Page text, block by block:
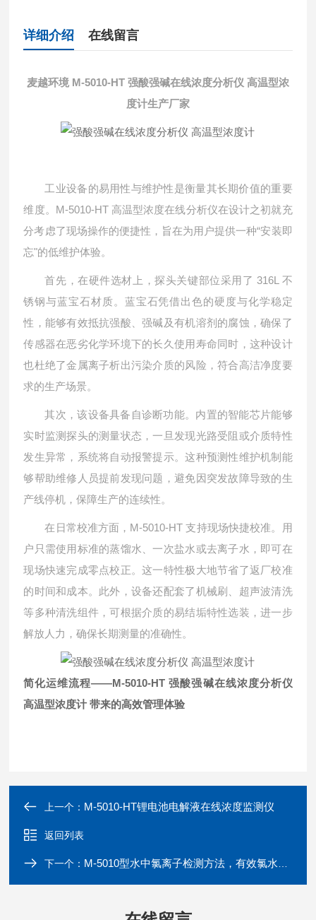
详细介绍 在线留言
麦越环境 M-5010-HT 强酸强碱在线浓度分析仪 高温型浓
度计生产厂家
工业设备的易用性与维护性是衡量其长期价值的重要
维度。M-5010-HT 高温型浓度在线分析仪在设计之初就充
分考虑了现场操作的便捷性，旨在为用户提供一种“安装即
忘"的低维护体验。
首先，在硬件选材上，探头关键部位采用了 316L 不
锈钢与蓝宝石材质。蓝宝石凭借出色的硬度与化学稳定
性，能够有效抵抗强酸、强碱及有机溶剂的腐蚀，确保了
传感器在恶劣化学环境下的长久使用寿命同时，这种设计
也杜绝了金属离子析出污染介质的风险，符合高洁净度要
求的生产场景。
其次，该设备具备自诊断功能。内置的智能芯片能够
实时监测探头的测量状态，一旦发现光路受阻或介质特性
发生异常，系统将自动报警提示。这种预测性维护机制能
够帮助维修人员提前发现问题，避免因突发故障导致的生
产线停机，保障生产的连续性。
在日常校准方面，M-5010-HT 支持现场快捷校准。用
户只需使用标准的蒸馏水、一次盐水或去离子水，即可在
现场快速完成零点校正。这一特性极大地节省了返厂校准
的时间和成本。此外，设备还配套了机械刷、超声波清洗
等多种清洗组件，可根据介质的易结垢特性选装，进一步
解放人力，确保长期测量的准确性。
简化运维流程——M-5010-HT强酸强碱在线浓度分析仪
高温型浓度计 带来的高效管理体验
上一个： M-5010-HT锂电池电解液在线浓度监测仪
返回列表
下一个： M-5010型水中氯离子检测方法，有效氯水质分析仪厂家 在线水质监测系统